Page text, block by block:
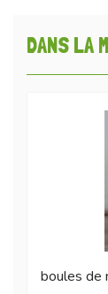
DANS LA
boules de